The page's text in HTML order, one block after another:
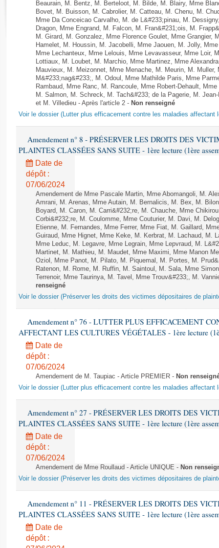
Rapports d'enquête
Rapports législatifs
Rapports sur l'application des lois
Baromètre de l’application des lois
Dossiers législatifs
Budget et sécurité sociale
Questions écrites et orales
Comptes rendus des débats
Beaurain, M. Bentz, M. Berteloot, M. Bilde, M. Blairy, Mme
Bovet, M. Buisson, M. Cabrolier, M. Catteau, M. Chenu, M.
Mme Da Conceicao Carvalho, M. de L&#233;pinau, M.
Dragon, Mme Engrand, M. Falcon, M. Fran&#231;ois, M.
M. Girard, M. Gonzalez, Mme Florence Goulet, Mme Grangier,
Hamelet, M. Houssin, M. Jacobelli, Mme Jaouen, M. Jolly,
Mme Lechanteux, Mme Lelouis, Mme Levavasseur, Mme Loir,
Lottiaux, M. Loubet, M. Marchio, Mme Martinez, Mme
Mauvieux, M. Meizonnet, Mme Menache, M. Meurin, M. Muller,
M&#233;nag&#233;, M. Odoul, Mme Mathilde Paris, Mme
Rambaud, Mme Ranc, M. Rancoule, Mme Robert-Dehault,
M. Salmon, M. Schreck, M. Tach&#233; de la Pagerie, M.
et M. Villedieu - Après l'article 2 - Non renseigné
Voir le dossier (Lutter plus efficacement contre les maladies affectant
Amendement n° 8 - PRÉSERVER LES DROITS DES
PLAINTES CLASSÉES SANS SUITE - 1ère lecture (1ère
Date de
dépôt :
07/06/2024
Amendement de Mme Pascale Martin, Mme Abomangoli, M.
Amrani, M. Arenas, Mme Autain, M. Bernalicis, M. Bex, M.
Boyard, M. Caron, M. Carri&#232;re, M. Chauche, Mme
Corbi&#232;re, M. Coulomme, Mme Couturier, M. Davi, M.
Etienne, M. Fernandes, Mme Ferrer, Mme Fiat, M. Gaillard,
Guiraud, Mme Hignet, Mme Keke, M. Kerbrat, M. Lachaud, M.
Mme Leduc, M. Legavre, Mme Legrain, Mme Lepvraud, M.
Martinet, M. Mathieu, M. Maudet, Mme Maximi, Mme Manon
Oziol, Mme Panot, M. Pilato, M. Piquemal, M. Portes, M.
Ratenon, M. Rome, M. Ruffin, M. Saintoul, M. Sala, Mme
Terrenoir, Mme Taurinya, M. Tavel, Mme Trouv&#233;, M.
renseigné
Voir le dossier (Préserver les droits des victimes dépositaires de
Amendement n° 76 - LUTTER PLUS EFFICACEMENT
AFFECTANT LES CULTURES VÉGÉTALES - 1ère lecture
Date de
dépôt :
07/06/2024
Amendement de M. Taupiac - Article PREMIER - Non
Voir le dossier (Lutter plus efficacement contre les maladies affectant
Amendement n° 27 - PRÉSERVER LES DROITS DES
PLAINTES CLASSÉES SANS SUITE - 1ère lecture (1ère
Date de
dépôt :
07/06/2024
Amendement de Mme Roullaud - Article UNIQUE - Non
Voir le dossier (Préserver les droits des victimes dépositaires de
Amendement n° 11 - PRÉSERVER LES DROITS DES
PLAINTES CLASSÉES SANS SUITE - 1ère lecture (1ère
Date de
dépôt :